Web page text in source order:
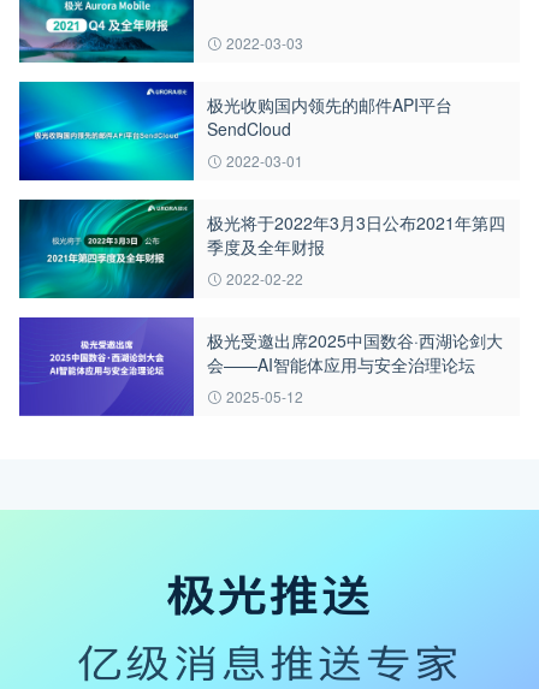
2022-03-03
极光收购国内领先的邮件API平台
SendCloud
2022-03-01
极光将于2022年3月3日公布2021年第四
季度及全年财报
2022-02-22
极光受邀出席2025中国数谷·西湖论剑大
会——AI智能体应用与安全治理论坛
2025-05-12